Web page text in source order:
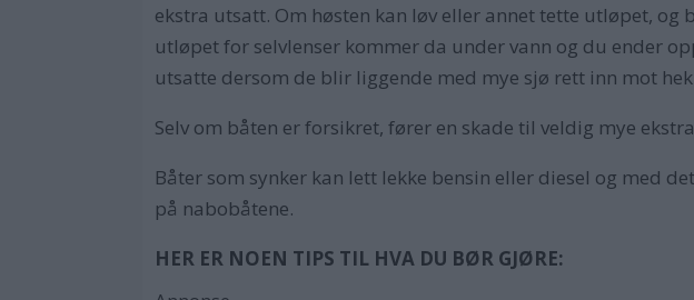
ekstra utsatt. Om høsten kan løv eller annet tette utløpet,
utløpet for selvlenser kommer da under vann og du ender
utsatte dersom de blir liggende med mye sjø rett inn mot
Selv om båten er forsikret, fører en skade til veldig mye
Båter som synker kan lett lekke bensin eller diesel og med
på nabobåtene.
HER ER NOEN TIPS TIL HVA DU BØR GJØRE: